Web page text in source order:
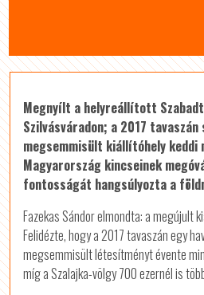
Megnyílt a helyreállított
Szilvásváradon; a 2017
megsemmisült kiállítóhely keddi
Magyarország kincseinek
fontosságát hangsúlyozta a
Fazekas Sándor elmondta: a megújult
Felidézte, hogy a 2017 tavaszán egy
megsemmisült létesítményt évente
míg a Szalajka-völgy 700 ezernél is